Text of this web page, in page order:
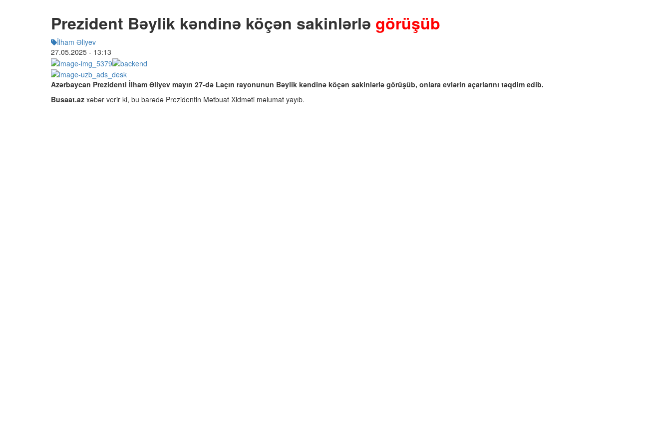
Prezident Bəylik kəndinə köçən sakinlərlə görüşüb
İlham Əliyev
27.05.2025 - 13:13
Azərbaycan Prezidenti İlham Əliyev mayın 27-də Laçın rayonunun Bəylik kəndinə köçən sakinlərlə görüşüb, onlara evlərin açarlarını təqdim edib.
Busaat.az xəbər verir ki, bu barədə Prezidentin Mətbuat Xidməti məlumat yayıb.